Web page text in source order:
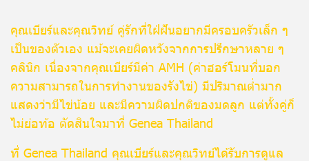
คุณเบียร์และคุณวิทย์ คู่รักที่ใฝ่ฝันอยากมีครอบครัวเล็ก ๆ
เป็นของตัวเอง แม้จะเคยผิดหวังจากการปรึกษาหลาย ๆ
คลินิก เนื่องจากคุณเบียร์มีค่า AMH (ค่าฮอร์โมนที่บอก
ความสามารถในการทำงานของรังไข่) มีปริมาณต่ำมาก
แสดงว่ามีไข่น้อย และมีความผิดปกติของมดลูก แต่ทั้งคู่ก็
ไม่ย่อท้อ ตัดสินใจมาที่ Genea Thailand
ที่ Genea Thailand คุณเบียร์และคุณวิทย์ได้รับการดูแล